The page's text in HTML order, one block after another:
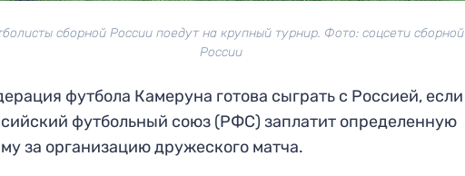
сборной России поедут на крупный турнир. Фото: соцсети сборной
России
футбола Камеруна готова сыграть с Россией, если
футбольный союз (РФС) заплатит определенную
за организацию дружеского матча.